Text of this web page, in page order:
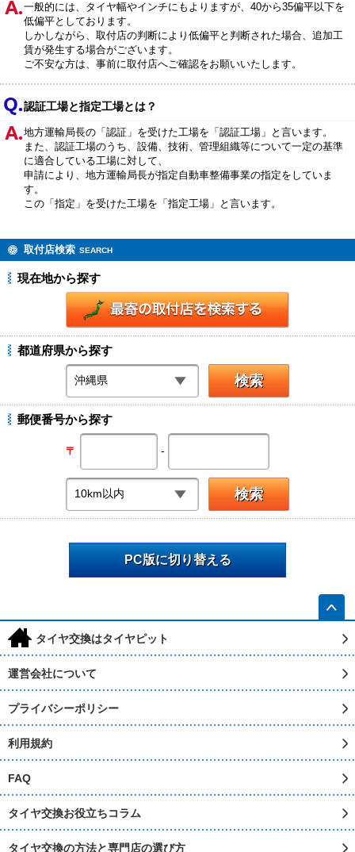
一般的には、タイヤ幅やインチにもよりますが、40から35偏平以下を
低偏平としております。
しかしながら、取付店の判断により低偏平と判断された場合、追加工
賃が発生する場合がございます。
ご不安な方は、事前に取付店へご確認をお願いいたします。
認証工場と指定工場とは？
地方運輸局長の「認証」を受けた工場を「認証工場」と言います。
また、認証工場のうち、設備、技術、管理組織等について一定の基準
に適合している工場に対して、
申請により、地方運輸局長が指定自動車整備事業の指定をしていま
す。
この「指定」を受けた工場を「指定工場」と言います。
取付店検索 SEARCH
現在地から探す
都道府県から探す
郵便番号から探す
〒 -
PC版に切り替える
h タイヤ交換はタイヤピット
運営会社について
プライバシーポリシー
利用規約
FAQ
タイヤ交換お役立ちコラム
タイヤ交換の方法と専門店の選び方